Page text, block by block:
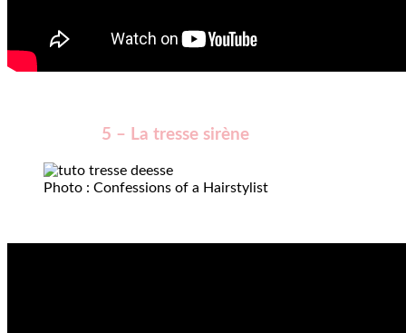
5 – La tresse sirène
Photo : Confessions of a Hairstylist